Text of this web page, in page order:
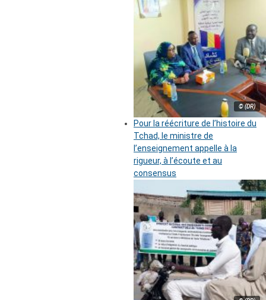
© (DR)
Pour la réécriture de l’histoire du
Tchad, le ministre de
l’enseignement appelle à la
rigueur, à l’écoute et au
consensus